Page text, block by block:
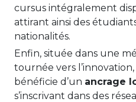
cursus intégralement
attirant ainsi des
nationalités.
Enfin, située dans une
tournée vers
bénéficie d’un ancrage
s’inscrivant dans des